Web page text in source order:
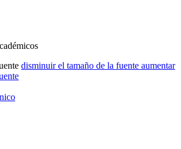
disminuir el tamaño de la fuente aumentar